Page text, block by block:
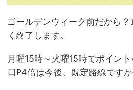
ゴールデンウィーク前だから
く終了します。
月曜15時～火曜15時でポイン
日P4倍は今後、既定路線ですか